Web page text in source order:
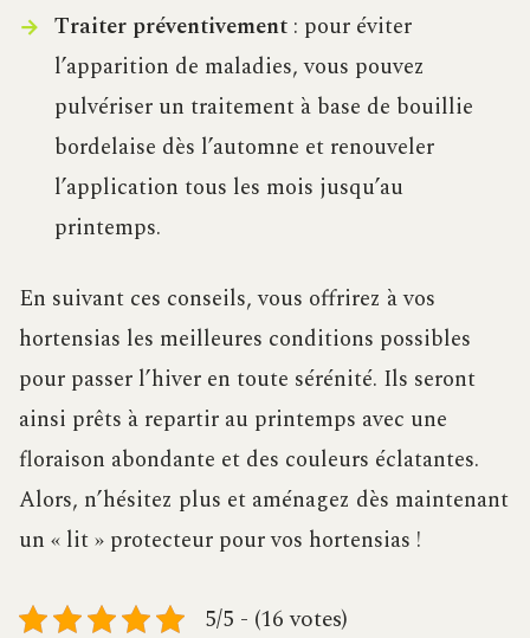
Traiter préventivement: pour éviter
l’apparition de maladies, vous pouvez
pulvériser un traitement à base de bouillie
bordelaise dès l’automne et renouveler
l’application tous les mois jusqu’au
printemps.
En suivant ces conseils, vous offrirez à vos
hortensias les meilleures conditions possibles
pour passer l’hiver en toute sérénité. Ils seront
ainsi prêts à repartir au printemps avec une
floraison abondante et des couleurs éclatantes.
Alors, n’hésitez plus et aménagez dès maintenant
un « lit » protecteur pour vos hortensias !
5/5 - (16 votes)